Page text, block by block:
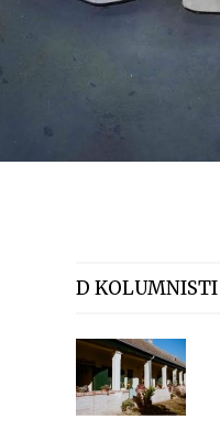
D KOLUMNISTI